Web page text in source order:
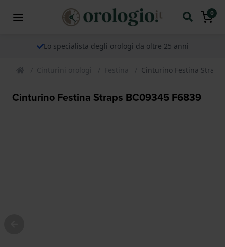
0
Lo specialista degli orologi da oltre 25 anni
Cinturini orologi Festina Cinturino Festina Straps
Cinturino Festina Straps BC09345 F6839